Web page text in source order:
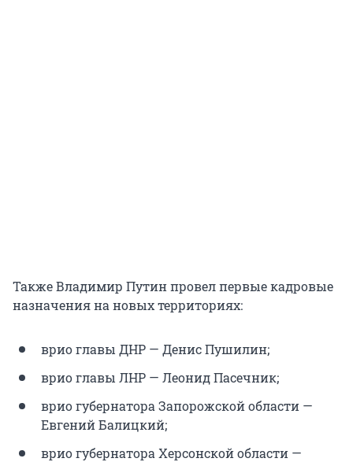
Также Владимир Путин провел первые кадровые
назначения на новых территориях:
врио главы ДНР — Денис Пушилин;
врио главы ЛНР — Леонид Пасечник;
врио губернатора Запорожской области —
Евгений Балицкий;
врио губернатора Херсонской области —